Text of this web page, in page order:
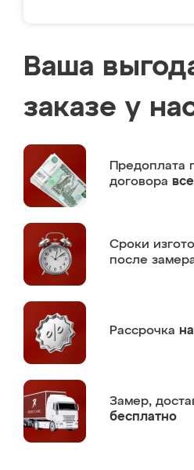
Ваша
заказе у
Предоплата
договора
Сроки
после
Рассрочка
Замер,
бесплатно